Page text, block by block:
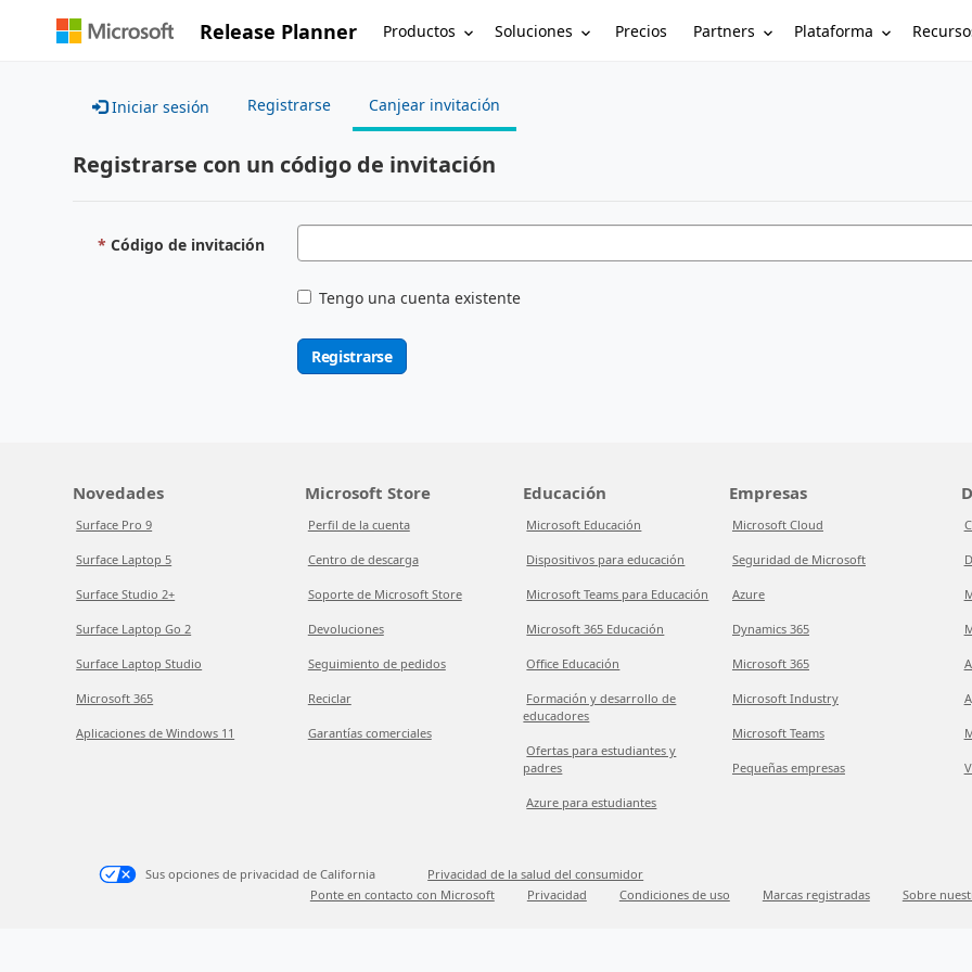
Release Planner Productos Soluciones Precios Partners Plataforma
Iniciar sesión Registrarse Canjear invitación
Registrarse con un código de invitación
Código de invitación
Tengo una cuenta existente
Registrarse
Novedades
Surface Pro 9
Surface Laptop 5
Surface Studio 2+
Surface Laptop Go 2
Surface Laptop Studio
Microsoft 365
Aplicaciones de Windows 11
Microsoft Store
Perfil de la cuenta
Centro de descarga
Soporte de Microsoft Store
Devoluciones
Seguimiento de pedidos
Reciclar
Garantías comerciales
Educación
Microsoft Educación
Dispositivos para educación
Microsoft Teams para Educación
Microsoft 365 Educación
Office Educación
Formación y desarrollo de
educadores
Ofertas para estudiantes y
padres
Azure para estudiantes
Empresas
Microsoft Cloud
Seguridad de Microsoft
Azure
Dynamics 365
Microsoft 365
Microsoft Industry
Microsoft Teams
Pequeñas empresas
Sus opciones de privacidad de California
Privacidad de la salud del consumidor
Ponte en contacto con Microsoft
Privacidad Condiciones de uso Marcas registradas Sobre